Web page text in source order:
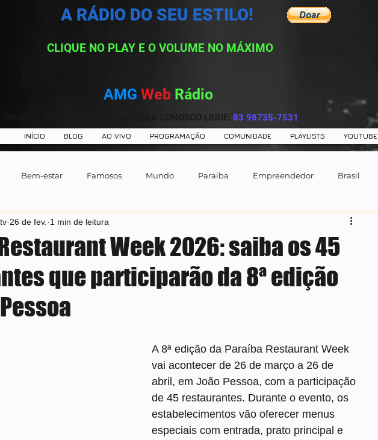
CLIQUE NO PLAY E O VOLUME NO MÁXIMO
AMG Web Rádio
GRAVE A VINHETA DE SUA EMPRESA CONOSCO LIGUE: 83 98735-7531
A RÁDIO DO SEU ESTILO!
INÍCIO BLOG AO VIVO PROGRAMAÇÃO COMUNIDADE PLAYLISTS YOUTUBE
Bem-estar Famosos Mundo Paraiba Empreendedor Brasil
Week 2026: saiba os 45
que participarão da 8ª edição
26 de fev. 1 min de leitura
de 5 estrelas.
A 8ª edição da Paraíba Restaurant Week
vai acontecer de 26 de março a 26 de
abril, em João Pessoa, com a participação
de 45 restaurantes. Durante o evento, os
estabelecimentos vão oferecer menus
especiais com entrada, prato principal e